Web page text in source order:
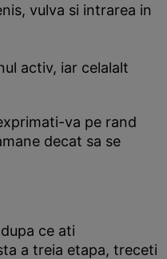
vulva si intrarea in
activ, iar celalalt
va pe rand
decat sa se
ce ati
a treia etapa, treceti